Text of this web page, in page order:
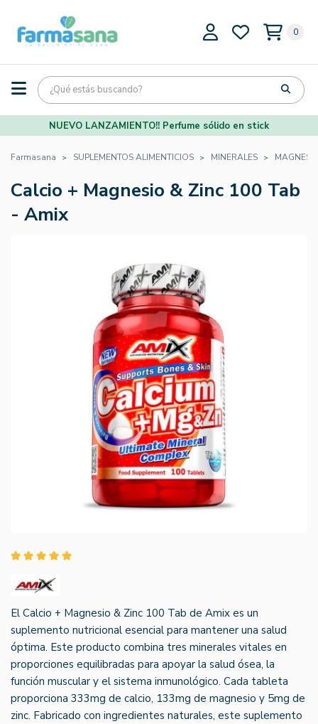
0
NUEVO LANZAMIENTO!! Perfume sólido en stick
Farmasana SUPLEMENTOS ALIMENTICIOS MINERALES
Calcio + Magnesio & Zinc 100 Tab
- Amix
El Calcio + Magnesio & Zinc 100 Tab de Amix es un
suplemento nutricional esencial para mantener una salud
óptima. Este producto combina tres minerales vitales en
proporciones equilibradas para apoyar la salud ósea, la
función muscular y el sistema inmunológico. Cada tableta
proporciona 333mg de calcio, 133mg de magnesio y 5mg de
zinc. Fabricado con ingredientes naturales, este suplemento